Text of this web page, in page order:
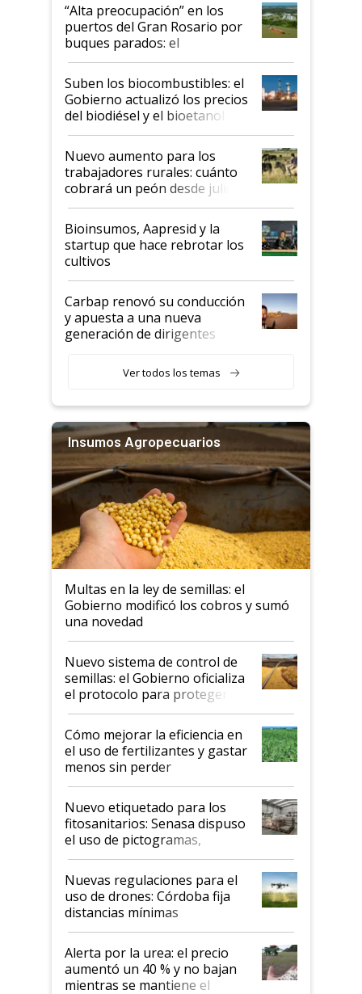
“Alta preocupación” en los
puertos del Gran Rosario por
buques parados: el
funcionamiento de las
exportadoras en tensión tras
la medida de fuerza de los
prácticos
Suben los biocombustibles: el
Gobierno actualizó los precios
del biodiésel y el bioetanol
Nuevo aumento para los
trabajadores rurales: cuánto
cobrará un peón desde julio
Bioinsumos, Aapresid y la
startup que hace rebrotar los
cultivos
Carbap renovó su conducción
y apuesta a una nueva
generación de dirigentes
Ver todos los temas
Insumos Agropecuarios
Multas en la ley de semillas: el
Gobierno modificó los cobros y sumó
una novedad
Nuevo sistema de control de
semillas: el Gobierno oficializa
el protocolo para proteger la
propiedad intelectual
Cómo mejorar la eficiencia en
el uso de fertilizantes y gastar
menos sin perder
productividad en la campaña
fina
Nuevo etiquetado para los
fitosanitarios: Senasa dispuso
el uso de pictogramas,
palabras de advertencia e
indicaciones
Nuevas regulaciones para el
uso de drones: Córdoba fija
distancias mínimas
Alerta por la urea: el precio
aumentó un 40 % y no bajan
mientras se mantiene el